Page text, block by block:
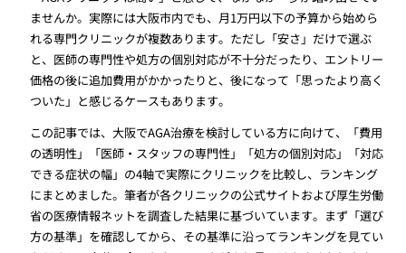
ませんか。実際には大阪市内でも、月1万円以下の予算から始めら
れる専門クリニックが複数あります。ただし「安さ」だけで選ぶ
と、医師の専門性や処方の個別対応が不十分だったり、エントリー
価格の後に追加費用がかかったりと、後になって「思ったより高く
ついた」と感じるケースもあります。
この記事では、大阪でAGA治療を検討している方に向けて、「費用
の透明性」「医師・スタッフの専門性」「処方の個別対応」「対応
できる症状の幅」の4軸で実際にクリニックを比較し、ランキング
にまとめました。筆者が各クリニックの公式サイトおよび厚生労働
省の医療情報ネットを調査した結果に基づいています。まず「選び
方の基準」を確認してから、その基準に沿ってランキングを見てい